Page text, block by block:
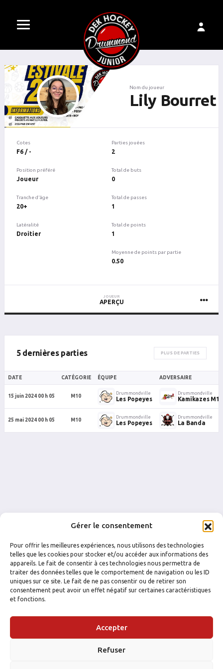
Gérer le consentement
Pour offrir les meilleures expériences, nous utilisons des technologies
telles que les cookies pour stocker et/ou accéder aux informations des
appareils. Le fait de consentir à ces technologies nous permettra de
traiter des données telles que le comportement de navigation ou les ID
uniques sur ce site. Le fait de ne pas consentir ou de retirer son
consentement peut avoir un effet négatif sur certaines caractéristiques
et fonctions.
Accepter
Refuser
Nom du joueur
Lily Bourret
Cotes
F6 / -
Position préféré
Joueur
Tranche d'âge
20+
Latéralité
Droitier
Parties jouées
2
Total de buts
0
Total de passes
1
Total de points
1
Moyenne de points par partie
0.50
JOUEUR
APERÇU
5 dernières parties PLUS DE PARTIES
DATE CATÉGORIE ÉQUIPE ADVERSAIRE
15 juin 2024 00 h 05 M10
Drummondville
Les Popeyes
Drummondville
Kamikazes M10
25 mai 2024 00 h 05 M10
Drummondville
Les Popeyes
Drummondville
La Banda